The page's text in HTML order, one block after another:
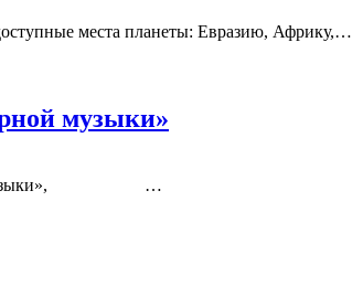
места планеты: Евразию, Африку,…
музыки»
музыки», …